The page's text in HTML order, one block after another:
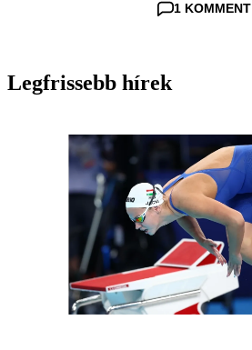
1 KOMMENT
Legfrissebb hírek